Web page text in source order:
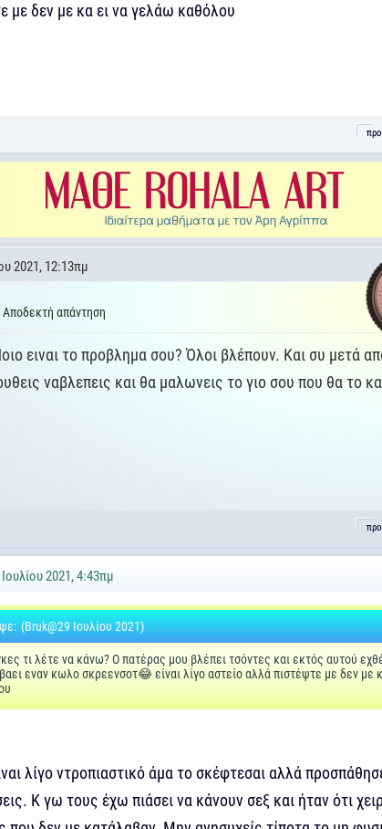
με δεν με κα ει να γελάω καθόλου
2021, 12:13πμ
Αποδεκτή απάντηση
ειναι το προβλημα σου? Όλοι βλέπουν. Και συ μετά
ναβλεπεις και θα μαλωνεις το γιο σου που θα το
2021, 4:43πμ
(Bruk@29 Ιουλίου 2021)
τι λέτε να κάνω? Ο πατέρας μου βλέπει τσόντες και εκτός αυτού
εναν κωλο σκρεενσοτ😂 είναι λίγο αστείο αλλά πιστέψτε με δεν με
λίγο ντροπιαστικό άμα το σκέφτεσαι αλλά
Κ γω τους έχω πιάσει να κάνουν σεξ και ήταν ότι